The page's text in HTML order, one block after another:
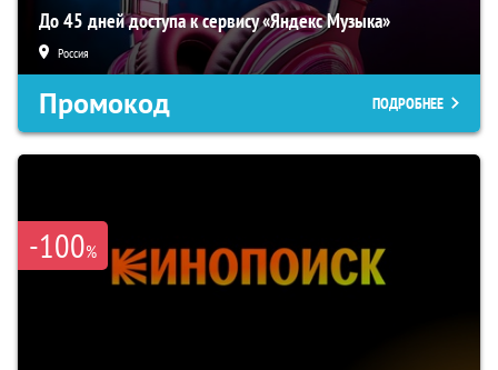
До 45 дней доступа к сервису «Яндекс Музыка»
Россия
Промокод ПОДРОБНЕЕ
-100%